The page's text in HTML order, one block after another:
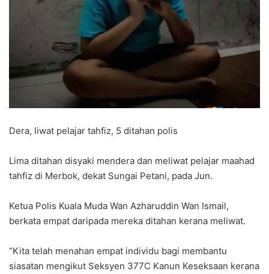
Dera, liwat pelajar tahfiz, 5 ditahan polis
Lima ditahan disyaki mendera dan meliwat pelajar maahad
tahfiz di Merbok, dekat Sungai Petani, pada Jun.
Ketua Polis Kuala Muda Wan Azharuddin Wan Ismail,
berkata empat daripada mereka ditahan kerana meliwat.
“Kita telah menahan empat individu bagi membantu
siasatan mengikut Seksyen 377C Kanun Keseksaan kerana